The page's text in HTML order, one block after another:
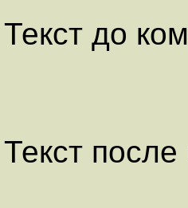
Текст до
Текст